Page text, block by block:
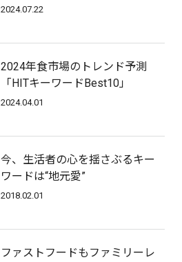
2024.07.22
2024年食市場のトレンド予測
「HITキーワードBest10」
2024.04.01
今、生活者の心を揺さぶるキー
ワードは“地元愛”
2018.02.01
ファストフードもファミリーレ